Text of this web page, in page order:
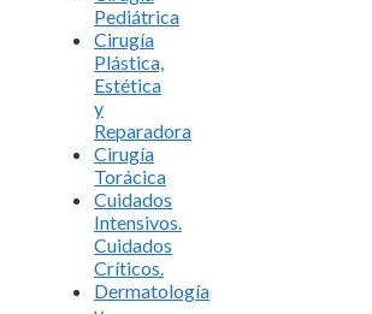
Pediátrica
Cirugía
Plástica,
Estética
y
Reparadora
Cirugía
Torácica
Cuidados
Intensivos.
Cuidados
Críticos.
Dermatología